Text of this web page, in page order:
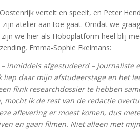
vertelt en speelt, en Peter
zijn atelier aan toe gaat. Omdat we
we hier als Hoboplatform heel blij
Emma-Sophie Ekelmans:
inmiddels afgestudeerd – journaliste
liep daar mijn afstudeerstage en het
flink researchdossier te hebben
ik de rest van de redactie
aflevering er moest komen, dus
en gaan filmen. Niet alleen met